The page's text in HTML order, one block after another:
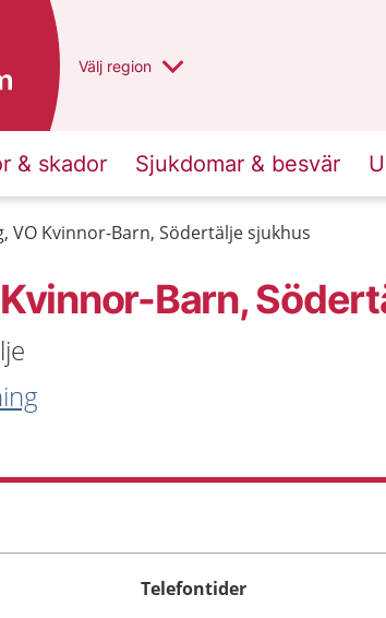
Du har valt region
Välj en annan
region
& skador Sjukdomar & besvär
VO Kvinnor-Barn, Södertälje sjukhus
Barn,
Telefontider